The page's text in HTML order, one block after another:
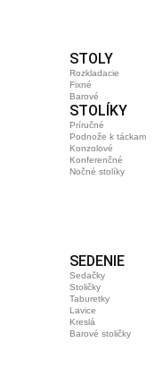
STOLY
Rozkladacie
Fixné
Barové
STOLÍKY
Príručné
Podnože k táckam
Konzolové
Konferenčné
Nočné stolíky
SEDENIE
Sedačky
Stoličky
Taburetky
Lavice
Kreslá
Barové stoličky